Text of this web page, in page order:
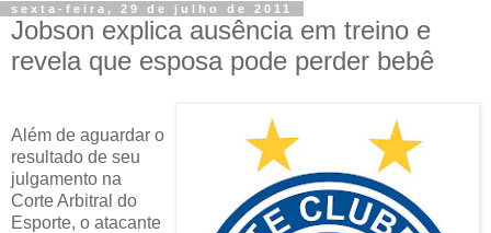
sexta-feira, 29 de julho de 2011
Jobson explica ausência em treino e
revela que esposa pode perder bebê
Além de aguardar o
resultado de seu
julgamento na
Corte Arbitral do
Esporte, o atacante